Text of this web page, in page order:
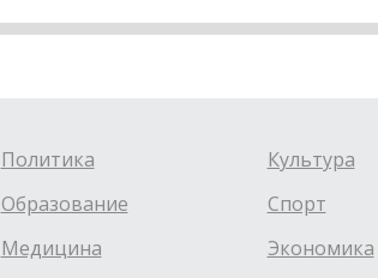
Политика
Образование
Медицина
Культура
Спорт
Экономика